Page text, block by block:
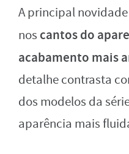
A principal
nos cantos do
acabamento mais
detalhe contrasta
dos modelos da
aparência mais